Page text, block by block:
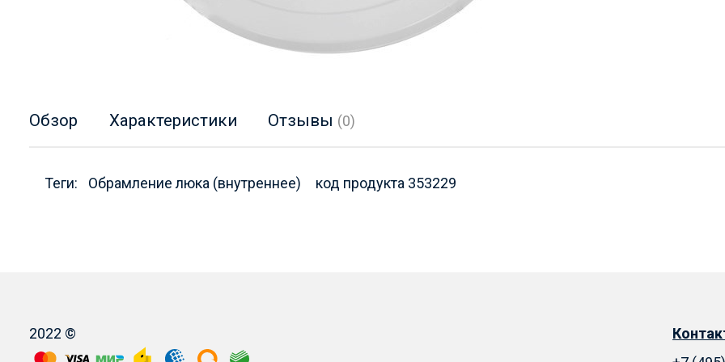
Обзор Характеристики Отзывы (0)
Теги: Обрамление люка (внутреннее) код продукта 353229
2022 ©